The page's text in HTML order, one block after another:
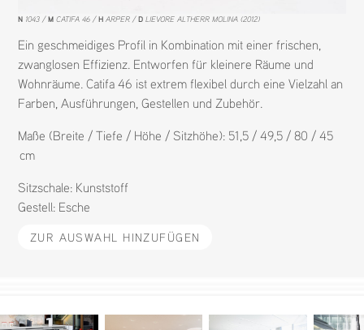
N 1043 M CATIFA 46 H ARPER D LIEVORE ALTHERR MOLINA (2012)
Ein geschmeidiges Profil in Kombination mit einer frischen,
zwanglosen Effizienz. Entworfen für kleinere Räume und
Wohnräume. Catifa 46 ist extrem flexibel durch eine Vielzahl an
Farben, Ausführungen, Gestellen und Zubehör.
Maße (Breite / Tiefe / Höhe / Sitzhöhe): 51,5 / 49,5 / 80 / 45
cm
Sitzschale: Kunststoff
Gestell: Esche